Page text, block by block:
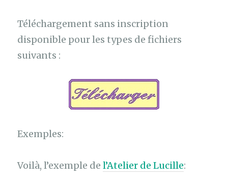
Téléchargement sans inscription
disponible pour les types de fichiers
suivants :
Exemples:
Voilà, l’exemple del’Atelier de Lucille: